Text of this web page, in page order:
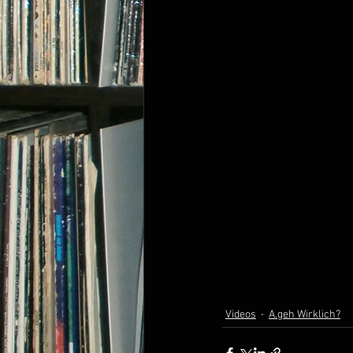
Videos A.geh Wirklich?